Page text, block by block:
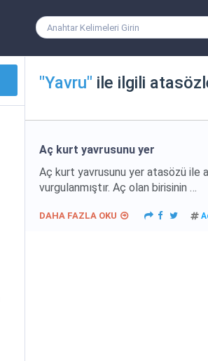
"Yavru" ile ilgili
Aç kurt yavrusunu yer
Aç kurt yavrusunu yer atasözü ile
vurgulanmıştır. Aç olan birisinin …
DAHA FAZLA OKU